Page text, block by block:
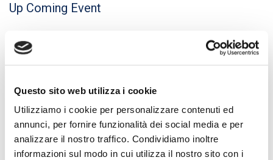
Questo sito web utilizza i cookie
Utilizziamo i cookie per personalizzare contenuti ed
annunci, per fornire funzionalità dei social media e per
analizzare il nostro traffico. Condividiamo inoltre
informazioni sul modo in cui utilizza il nostro sito con i
Up Coming Event
UNISCITI A NOI
Hall: 00 / Stall:00
Lorem ipsum dolor sit amet, consectetur adipiscing elit.
pellentesque ullamcorper enim dictum sollicitudin. Donec
lectus elit, aliquet vitae velit at, aliquet accumsan diam.
Fusce at lorem leo. Maecenas iaculis quis ex ut auctor.